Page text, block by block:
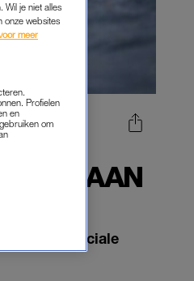
AAN
naar de sociale
Wil je niet alles
onze websites
meer
Profielen
en
om